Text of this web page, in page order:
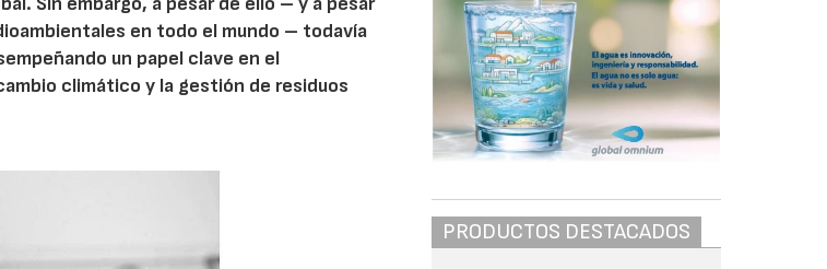
en todo el mundo – todavía
un papel clave en el
climático y la gestión de residuos
PRODUCTOS DESTACADOS